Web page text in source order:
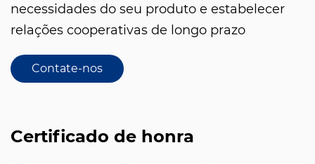
necessidades do seu produto e estabelecer
relações cooperativas de longo prazo
Contate-nos
Certificado de honra